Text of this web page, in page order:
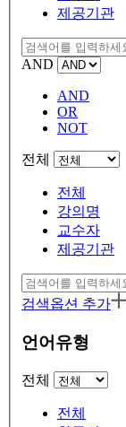
제공기관
AND
AND
OR
NOT
전체
전체
강의명
교수자
제공기관
검색옵션 추가
언어유형
전체
전체